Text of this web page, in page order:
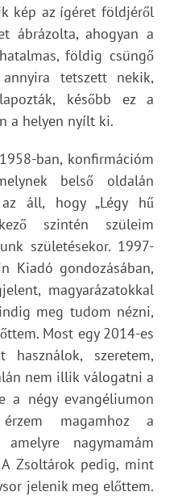
kép az ígéret földjéről
ábrázolta, ahogyan a
földig csüngő
tetszett nekik,
később ez a
a helyen nyílt ki.
ban, konfirmációm
belső oldalán
az áll, hogy „Légy hű
szintén szüleim
születésekor. 1997-
Kiadó gondozásában,
magyarázatokkal
meg tudom nézni,
Most egy 2014-es
használok, szeretem,
nem illik válogatni a
a négy evangéliumon
magamhoz a
amelyre nagymamám
Zsoltárok pedig, mint
jelenik meg előttem.